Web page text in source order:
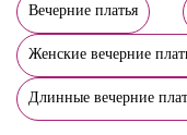
Вечерние платья
Женские вечерние
Длинные вечерние